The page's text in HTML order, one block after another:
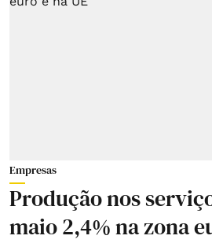
Empresas
Produção nos
maio 2,4% na zona